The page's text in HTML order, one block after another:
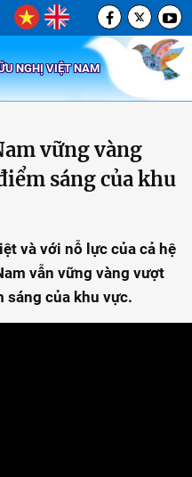
NGHỊ VIỆT NAM
vững vàng
sáng của khu
và với nỗ lực của cả hệ
vẫn vững vàng vượt
sáng của khu vực.